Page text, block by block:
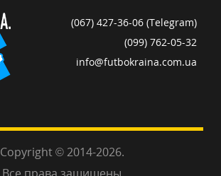
(067) 427-36-06 (Telegram)
(099) 762-05-32
info@futbokraina.com.ua
Copyright © 2014-2026.